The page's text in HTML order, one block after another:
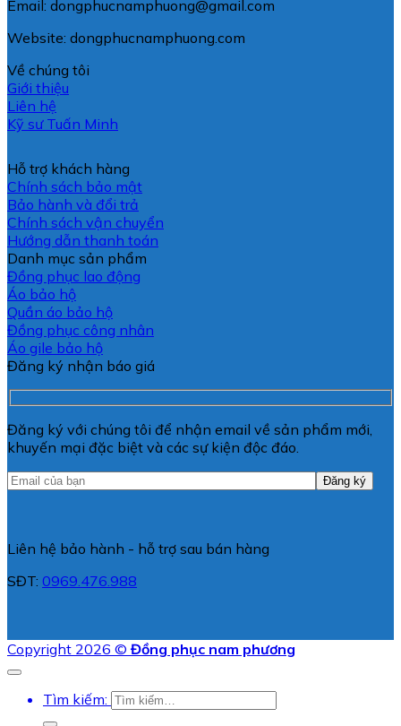
Email: dongphucnamphuong@gmail.com
Website: dongphucnamphuong.com
Về chúng tôi
Giới thiệu
Liên hệ
Kỹ sư Tuấn Minh
Hỗ trợ khách hàng
Chính sách bảo mật
Bảo hành và đổi trả
Chính sách vận chuyển
Hướng dẫn thanh toán
Danh mục sản phẩm
Đồng phục lao động
Áo bảo hộ
Quần áo bảo hộ
Đồng phục công nhân
Áo gile bảo hộ
Đăng ký nhận báo giá
Đăng ký với chúng tôi để nhận email về sản phẩm mới,
khuyến mại đặc biệt và các sự kiện độc đáo.
Liên hệ bảo hành - hỗ trợ sau bán hàng
SĐT: 0969.476.988
Copyright 2026 ©Đồng phục nam phương
Tìm kiếm: